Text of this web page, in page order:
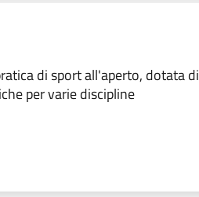
di sport all'aperto, dotata di
per varie discipline